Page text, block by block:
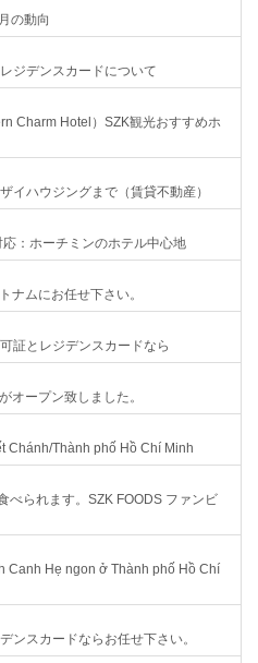
の動向
ジデンスカードについて
Charm Hotel）SZK観光おすすめホ
イハウジングまで（賃貸不動産）
：ホーチミンのホテル中心地
ナムにお任せ下さい。
証とレジデンスカードなら
オープン致しました。
Chánh/Thành phố Hồ Chí Minh
べられます。SZK FOODS ファンビ
Canh Hẹ ngon ở Thành phố Hồ Chí
ンスカードならお任せ下さい。